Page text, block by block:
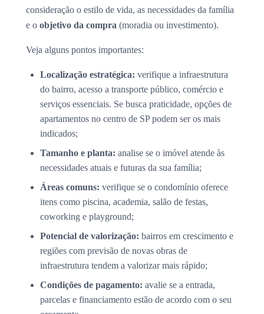
consideração o estilo de vida, as necessidades da família
e o objetivo da compra (moradia ou investimento).
Veja alguns pontos importantes:
Localização estratégica: verifique a infraestrutura
do bairro, acesso a transporte público, comércio e
serviços essenciais. Se busca praticidade, opções de
apartamentos no centro de SP podem ser os mais
indicados;
Tamanho e planta: analise se o imóvel atende às
necessidades atuais e futuras da sua família;
Áreas comuns: verifique se o condomínio oferece
itens como piscina, academia, salão de festas,
coworking e playground;
Potencial de valorização: bairros em crescimento e
regiões com previsão de novas obras de
infraestrutura tendem a valorizar mais rápido;
Condições de pagamento: avalie se a entrada,
parcelas e financiamento estão de acordo com o seu